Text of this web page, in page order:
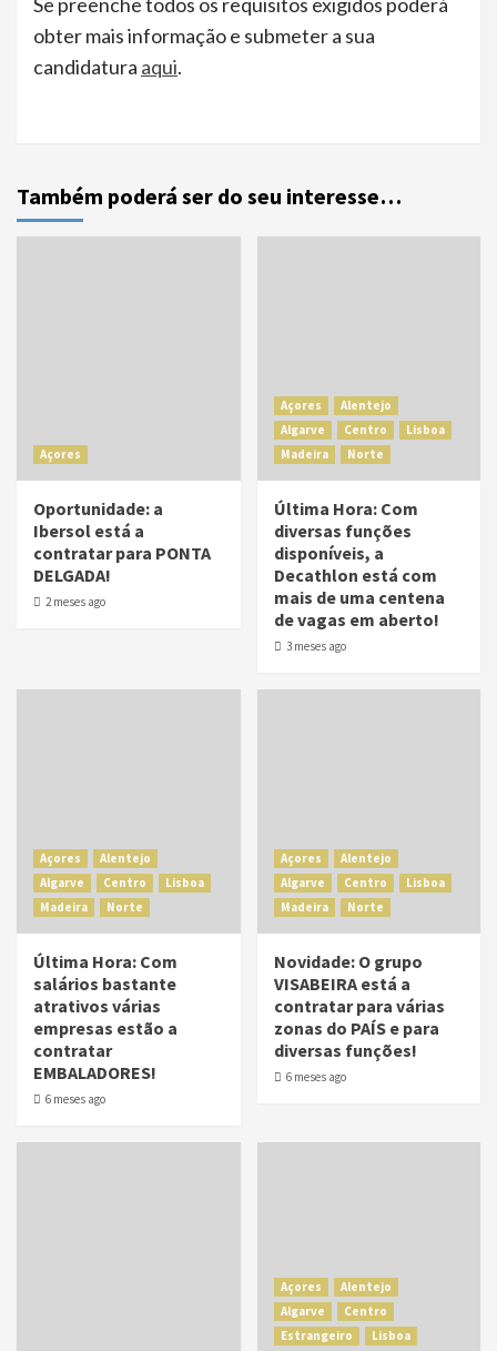
obter mais informação e submeter a sua
candidatura aqui.
Também poderá ser do seu interesse…
Açores
Oportunidade: a
Ibersol está a
contratar para PONTA
DELGADA!
2 meses ago
Açores
Alentejo
Algarve
Centro
Lisboa
Madeira
Norte
Última Hora: Com
diversas funções
disponíveis, a
Decathlon está com
mais de uma centena
de vagas em aberto!
3 meses ago
Açores
Alentejo
Algarve
Centro
Lisboa
Madeira
Norte
Última Hora: Com
salários bastante
atrativos várias
empresas estão a
contratar
EMBALADORES!
6 meses ago
Açores
Alentejo
Algarve
Centro
Lisboa
Madeira
Norte
Novidade: O grupo
VISABEIRA está a
contratar para várias
zonas do PAÍS e para
diversas funções!
6 meses ago
Açores
Alentejo
Algarve
Centro
Estrangeiro
Lisboa